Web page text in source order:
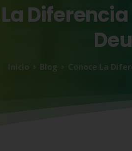
LaDiferencia
Inicio Blog Conoce La